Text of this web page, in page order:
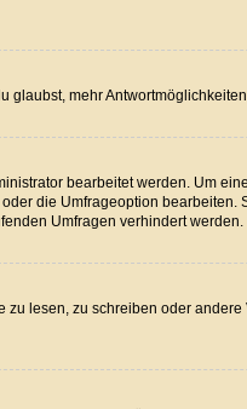
mehr
bearbeitet werden. Um
die Umfrageoption
Umfragen verhindert werden.
lesen, zu schreiben oder